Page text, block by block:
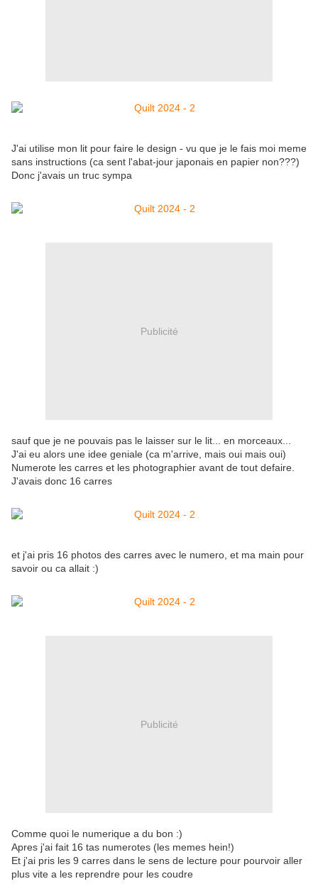
J'ai utilise mon lit pour faire le design - vu que je le fais moi meme
sans instructions (ca sent l'abat-jour japonais en papier non???)
Donc j'avais un truc sympa
Publicité
sauf que je ne pouvais pas le laisser sur le lit... en morceaux...
J'ai eu alors une idee geniale (ca m'arrive, mais oui mais oui)
Numerote les carres et les photographier avant de tout defaire.
J'avais donc 16 carres
et j'ai pris 16 photos des carres avec le numero, et ma main pour
savoir ou ca allait :)
Publicité
Comme quoi le numerique a du bon :)
Apres j'ai fait 16 tas numerotes (les memes hein!)
Et j'ai pris les 9 carres dans le sens de lecture pour pourvoir aller
plus vite a les reprendre pour les coudre